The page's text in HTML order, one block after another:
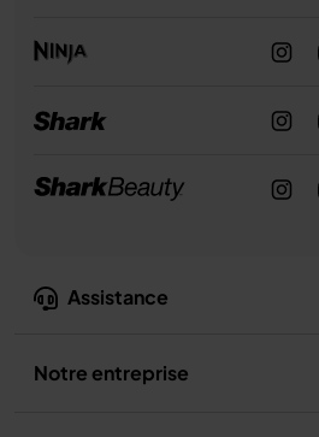
Assistance
Notre entreprise